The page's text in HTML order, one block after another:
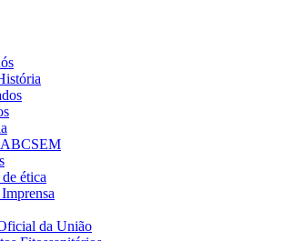
ética
da União